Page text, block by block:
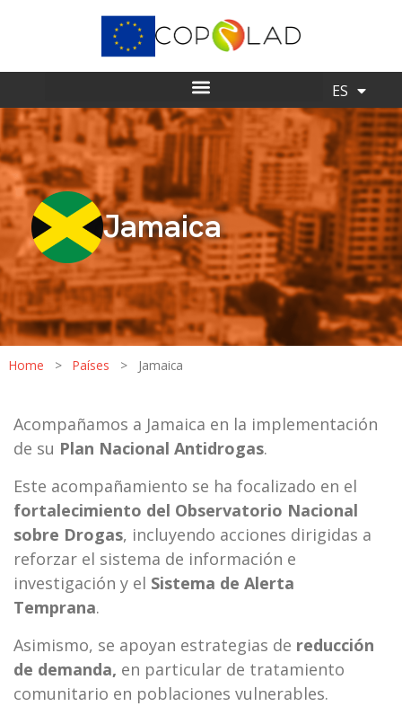
ES
EN
Jamaica
Home > Países > Jamaica
Acompañamos a Jamaica en la implementación
de su Plan Nacional Antidrogas.
Este acompañamiento se ha focalizado en el
fortalecimiento del Observatorio Nacional
sobre Drogas, incluyendo acciones dirigidas a
reforzar el sistema de información e
investigación y el Sistema de Alerta
Temprana.
Asimismo, se apoyan estrategias de reducción
de demanda, en particular de tratamiento
comunitario en poblaciones vulnerables.